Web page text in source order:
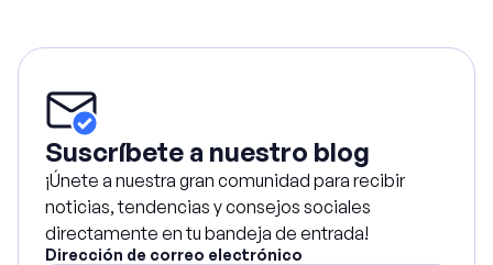
Suscríbete a nuestro blog
¡Únete a nuestra gran comunidad para recibir
noticias, tendencias y consejos sociales
directamente en tu bandeja de entrada!
Dirección de correo electrónico